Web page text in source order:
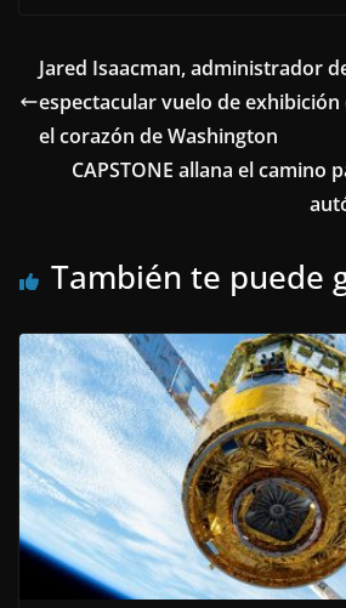
Jared Isaacman, administrador
espectacular vuelo de exhibición
el corazón de Washington
CAPSTONE allana el camino
También te puede